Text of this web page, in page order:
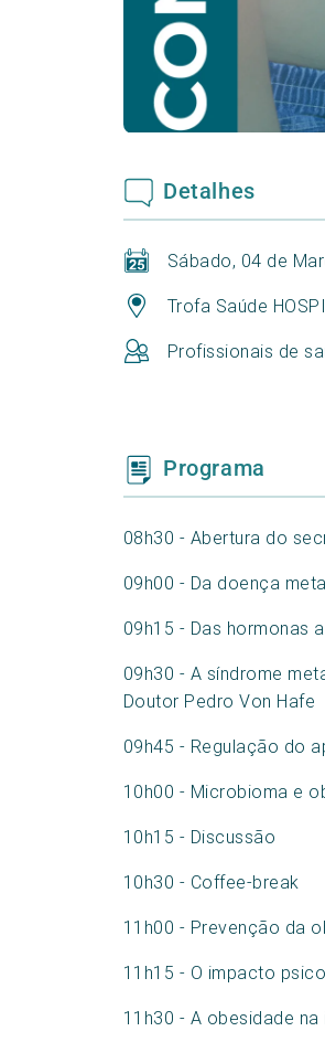
Detalhes
Sábado, 04 de
Trofa Saúde
Profissionais de
Programa
08h30 - Abertura do
09h00 - Da doença
09h15 - Das hormonas
09h30 - A síndrome
Doutor Pedro Von Hafe
09h45 - Regulação do
10h00 - Microbioma e
10h15 - Discussão
10h30 - Coffee-break
11h00 - Prevenção da
11h15 - O impacto
11h30 - A obesidade